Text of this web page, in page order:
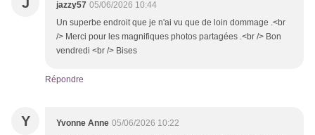
jazzy57 05/06/2026 10:44
Un superbe endroit que je n'ai vu que de loin dommage .<br
/> Merci pour les magnifiques photos partagées .<br /> Bon
vendredi <br /> Bises
Répondre
Y Yvonne Anne 05/06/2026 10:22